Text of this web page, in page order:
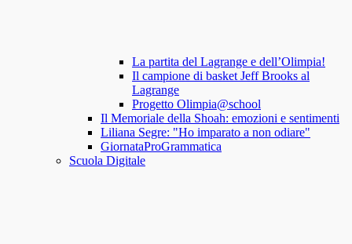
La partita del Lagrange e dell’Olimpia!
Il campione di basket Jeff Brooks al
Lagrange
Progetto Olimpia@school
Il Memoriale della Shoah: emozioni e sentimenti
Liliana Segre: "Ho imparato a non odiare"
GiornataProGrammatica
Scuola Digitale